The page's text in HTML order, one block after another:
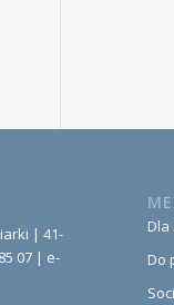
| 41-
07 | e-
Do